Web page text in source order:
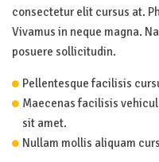
consectetur elit cursus at.
Vivamus in neque magna.
posuere sollicitudin.
Pellentesque facilisis
Maecenas facilisis
sit amet.
Nullam mollis aliquam